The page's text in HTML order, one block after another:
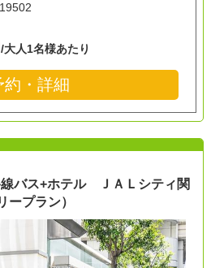
/大人1名様あたり
約・詳細
バス+ホテル ＪＡＬシティ関
ープラン）